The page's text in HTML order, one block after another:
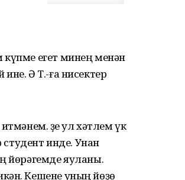
егет минең менән
Ә Т.-ға нисектер
Үҙе ул хәтлем үк
инде. Унан
йөрәгемде яуланы.
Кешене уның йөҙө